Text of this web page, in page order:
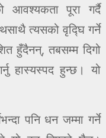
आवश्यकता पूरा गर्दै
त्यसको वृद्घि गर्ने
हुँदैनन्, तबसम्म दिगो
हास्यस्पद हुन्छ। यो
पनि धन जम्मा गर्ने